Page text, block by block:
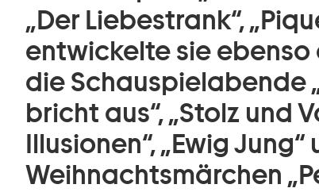
„Der Liebestrank“,
entwickelte sie
die Schauspielabende
bricht aus“, „Stolz und
Illusionen“, „Ewig
Weihnachtsmärchen